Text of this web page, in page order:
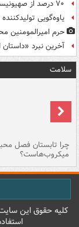
۷۰ درصد از صهیونیست‌ها نگران سلامت انتخابات هستند
یاوه‌گویی
حرم امیرالمومنین
آخرین نبرد
سلامت
چرا تابستان فصل
میکروب‌هاست؟
کليه حقوق اين